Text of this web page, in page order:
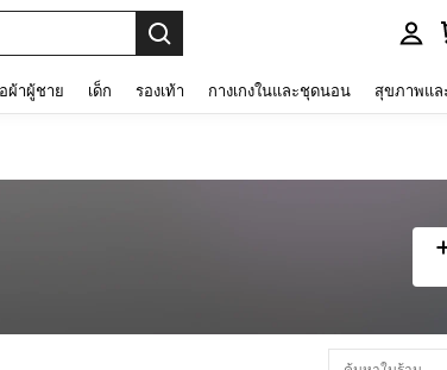
ผ้าผู้ชาย เด็ก รองเท้า กางเกงในและชุดนอน สุขภาพแล